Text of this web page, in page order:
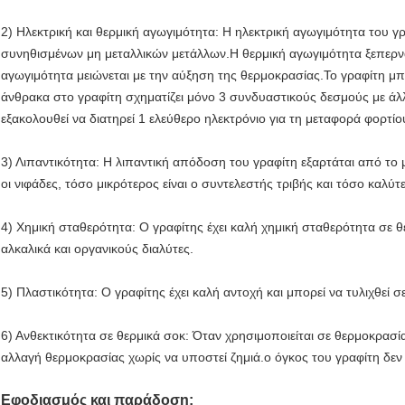
2) Ηλεκτρική και θερμική αγωγιμότητα: Η ηλεκτρική αγωγιμότητα του
συνηθισμένων μη μεταλλικών μετάλλων.Η θερμική αγωγιμότητα
αγωγιμότητα μειώνεται με την αύξηση της θερμοκρασίας.Το γραφίτη
άνθρακα στο γραφίτη σχηματίζει μόνο 3 συνδυαστικούς δεσμούς με
εξακολουθεί να διατηρεί 1 ελεύθερο ηλεκτρόνιο για τη μεταφορά
3) Λιπαντικότητα: Η λιπαντική απόδοση του γραφίτη εξαρτάται από
οι νιφάδες, τόσο μικρότερος είναι ο συντελεστής τριβής και τόσο
4) Χημική σταθερότητα: Ο γραφίτης έχει καλή χημική σταθερότητα σε
αλκαλικά και οργανικούς διαλύτες.
5) Πλαστικότητα: Ο γραφίτης έχει καλή αντοχή και μπορεί να τυλιχθεί
6) Ανθεκτικότητα σε θερμικά σοκ: Όταν χρησιμοποιείται σε
αλλαγή θερμοκρασίας χωρίς να υποστεί ζημιά.ο όγκος του γραφίτη
Εφοδιασμός και παράδοση: